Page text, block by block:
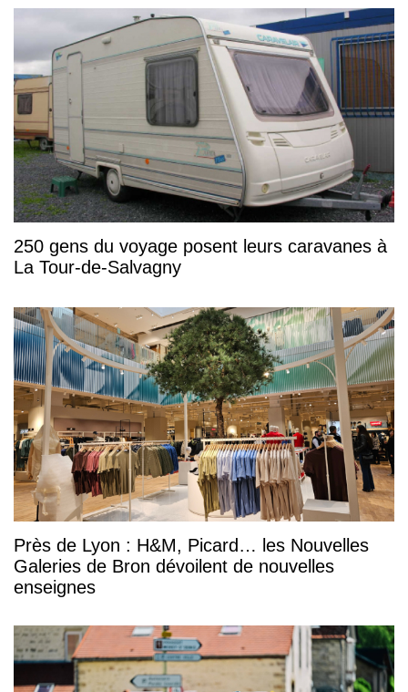
250 gens du voyage posent leurs caravanes à
La Tour-de-Salvagny
Près de Lyon : H&M, Picard… les Nouvelles
Galeries de Bron dévoilent de nouvelles
enseignes